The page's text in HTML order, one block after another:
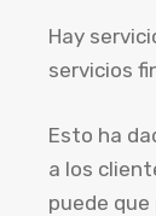
Hay
servicios
Esto ha
a los
puede que